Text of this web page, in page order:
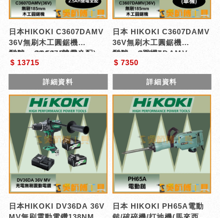
日本HIKOKI C3607DAMV
36V無刷木工圓鋸機
185mm(2.5AH雙電全配)
型號 : C3607DAMV
$ 13715
詳細資料
日本 HIKOKI C3607DAMV
36V無刷木工圓鋸機
185mm(單機)
型號 : C3607DAMV
$ 7350
詳細資料
日本HIKOKI DV36DA 36V
日本 HIKOKI PH65A電動